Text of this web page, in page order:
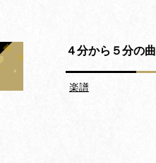
４分から５分の曲
楽譜